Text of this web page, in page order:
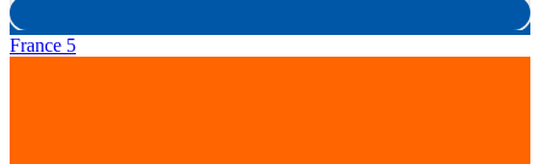
France 5